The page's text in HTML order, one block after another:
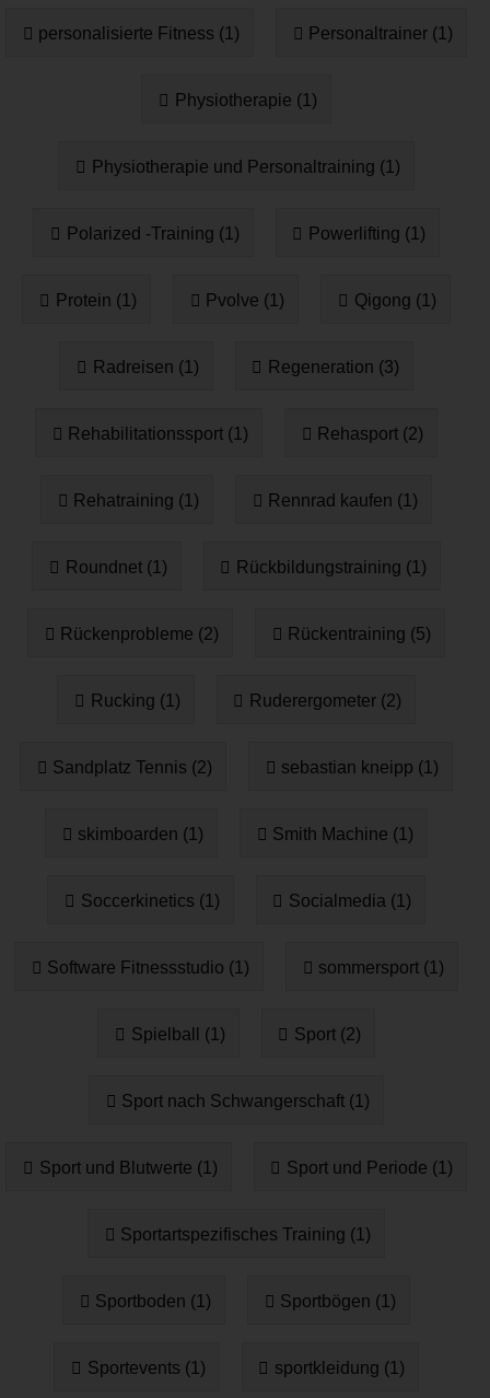
personalisierte Fitness (1) Personaltrainer (1)
Physiotherapie (1)
Physiotherapie und Personaltraining (1)
Polarized -Training (1) Powerlifting (1)
Protein (1) Pvolve (1) Qigong (1)
Radreisen (1) Regeneration (3)
Rehabilitationssport (1) Rehasport (2)
Rehatraining (1) Rennrad kaufen (1)
Roundnet (1) Rückbildungstraining (1)
Rückenprobleme (2) Rückentraining (5)
Rucking (1) Ruderergometer (2)
Sandplatz Tennis (2) sebastian kneipp (1)
skimboarden (1) Smith Machine (1)
Soccerkinetics (1) Socialmedia (1)
Software Fitnessstudio (1) sommersport (1)
Spielball (1) Sport (2)
Sport nach Schwangerschaft (1)
Sport und Blutwerte (1) Sport und Periode (1)
Sportartspezifisches Training (1)
Sportboden (1) Sportbögen (1)
Sportevents (1) sportkleidung (1)